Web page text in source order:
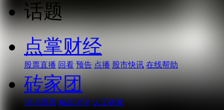
话题
点掌财经
股票直播 回看 预告 点播 股市快讯 在线帮助
砖家团
说说股票 精品说说 认证砖家